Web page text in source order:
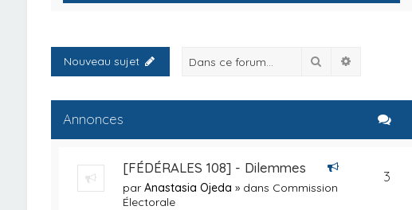
Nouveau sujet Rechercher
Annonces
[FÉDÉRALES 108] - Dilemmes
par Anastasia Ojeda » dans Commission
Électorale
3